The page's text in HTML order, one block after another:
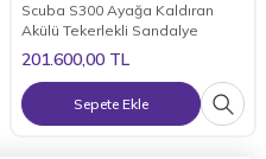
Scuba S300 Ayağa Kaldıran
Akülü Tekerlekli Sandalye
201.600,00TL
Sepete Ekle